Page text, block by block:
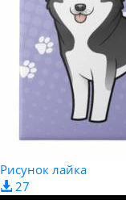
Рисунок лайка
27